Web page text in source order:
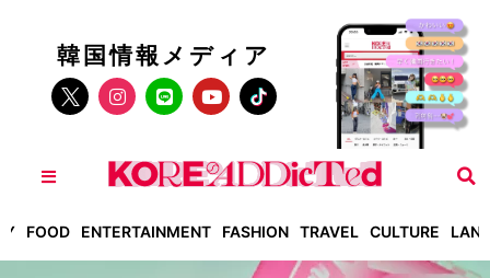
韓国情報メディア
FOOD ENTERTAINMENT FASHION TRAVEL CULTURE